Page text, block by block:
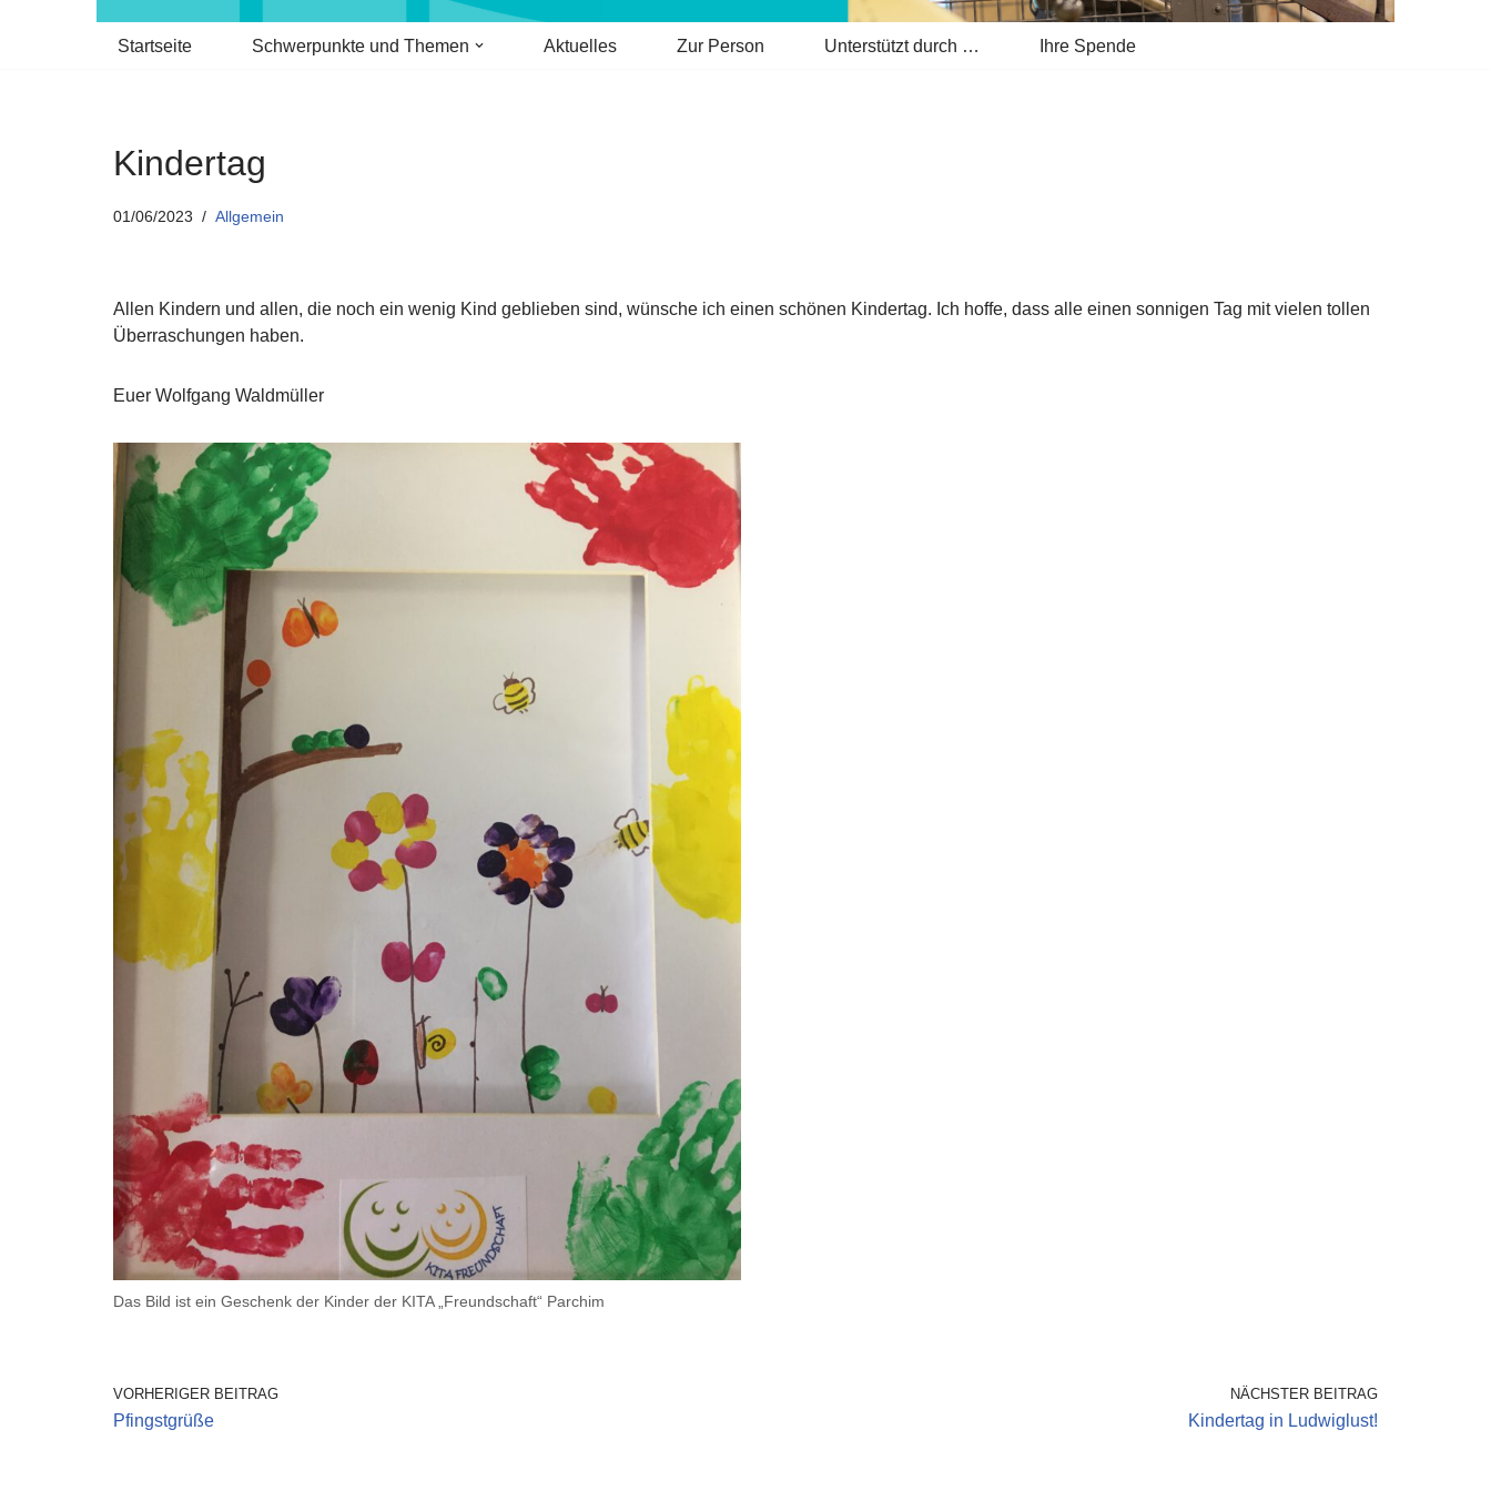
Startseite Schwerpunkte und Themen Aktuelles Zur Person Unterstützt durch … Ihre Spende
Kindertag
01/06/2023 Allgemein
Allen Kindern und allen, die noch ein wenig Kind geblieben sind, wünsche ich einen schönen Kindertag. Ich hoffe, dass alle einen sonnigen Tag mit vielen tollen
Überraschungen haben.
Euer Wolfgang Waldmüller
Das Bild ist ein Geschenk der Kinder der KITA „Freundschaft“ Parchim
VORHERIGER BEITRAG
Pfingstgrüße
NÄCHSTER BEITRAG
Kindertag in Ludwiglust!